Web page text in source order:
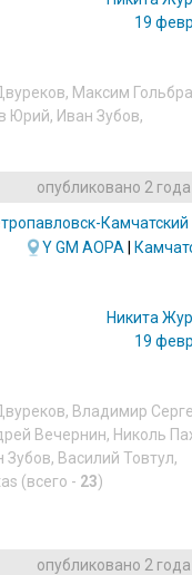
19
, Максим
Юрий, Иван Зубов,
опубликовано 2
Камчатский
YGM AOPA
Никита
19
, Владимир
Вечернин, Николь
Зубов, Василий Товтул,
(всего - 23)
опубликовано 2